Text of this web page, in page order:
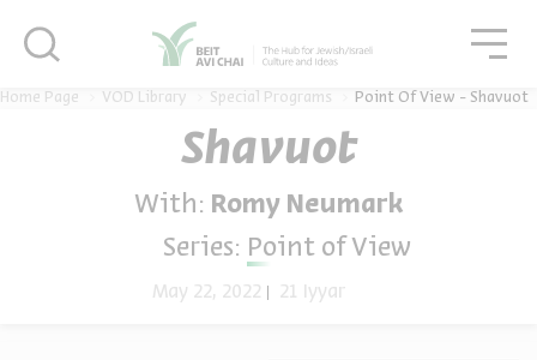
Home Page VOD Library Special Programs Point Of View - Shavuot
Shavuot
With: Romy Neumark
Series: Point of View
May 22, 2022 21 Iyyar